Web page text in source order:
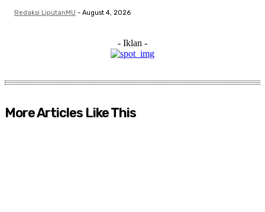
Redaksi LiputanMU - August 4, 2026
- Iklan -
More Articles Like This